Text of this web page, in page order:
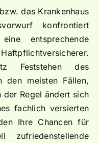
das Krankenhaus
konfrontiert
entsprechende
Feststehen des
den meisten Fällen,
der Regel ändert sich
fachlich versierten
Ihre Chancen für